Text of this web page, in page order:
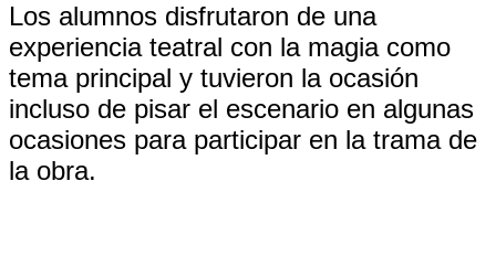
Los alumnos disfrutaron de una
experiencia teatral con la magia como
tema principal y tuvieron la ocasión
incluso de pisar el escenario en algunas
ocasiones para participar en la trama de
la obra.